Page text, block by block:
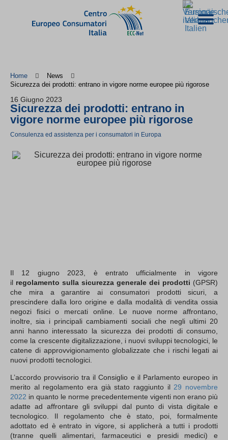
Home
News
Sicurezza dei prodotti: entrano in vigore norme europee più rigorose
16 Giugno 2023
Sicurezza dei prodotti: entrano in
vigore norme europee più rigorose
Consulenza ed assistenza per i consumatori in Europa
Il 12 giugno 2023, è entrato ufficialmente in vigore
il regolamento sulla sicurezza generale dei prodotti (GPSR)
che mira a garantire ai consumatori prodotti sicuri, a
prescindere dalla loro origine e dalla modalità di vendita ossia
negozi fisici o mercati online. Le nuove norme affrontano,
inoltre, sia i principali cambiamenti sociali che negli ultimi 20
anni hanno interessato la sicurezza dei prodotti di consumo,
come la crescente digitalizzazione, i nuovi sviluppi tecnologici, le
catene di approvvigionamento globalizzate che i rischi legati ai
nuovi prodotti tecnologici.
L’accordo provvisorio tra il Consiglio e il Parlamento europeo in
merito al regolamento era già stato raggiunto il 29 novembre
2022 in quanto le norme precedentemente vigenti non erano più
adatte ad affrontare gli sviluppi dal punto di vista digitale e
tecnologico. Il regolamento che è stato, poi, formalmente
adottato ed è entrato in vigore, si applicherà a tutti i prodotti
(tranne quelli alimentari, farmaceutici e presidi medici) e